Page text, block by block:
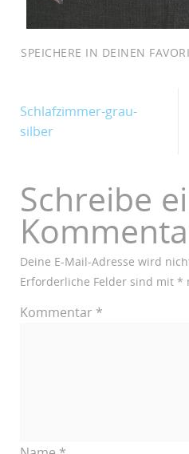
SPEICHERE IN DEINEN
Schlafzimmer-grau-
silber
Schreibe
Deine E-Mail-Adresse wird
Erforderliche Felder sind mit *
Kommentar *